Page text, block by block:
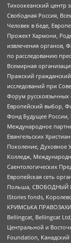
Тихоокеанский центр
Свободная Россия,
Человек в беде,
Прожект Хармони,
извлечения органов,
по расследованию
Всемирная
Пражский
исследований при
Форум русскоязычных
Европейский выбор,
Фонд Будущее
Международное
Евангельских
Поколение, Духовное
Колледж,
Саентологических
Европейская сеть
Польша, СВОБОДНЫЙ
IStories fonds,
КРИМСЬКА
Bellingcat, Bellingcat
Центральной и
Foundation,